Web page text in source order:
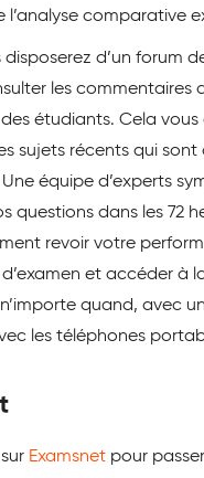
l’analyse comparative
disposerez d’un forum
les commentaires
des étudiants. Cela
sujets récents qui
Une équipe d’experts
questions dans les 72
revoir votre
et accéder à
quand, avec
les téléphones
Examsnet pour